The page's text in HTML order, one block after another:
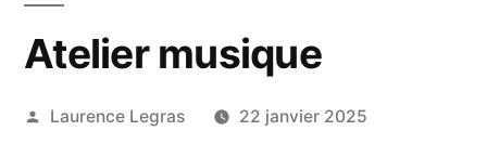
Atelier musique
Publié
Laurence Legras 22 janvier 2025